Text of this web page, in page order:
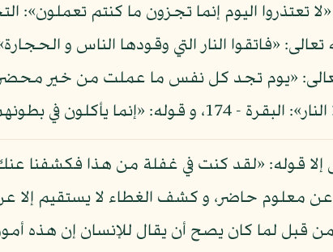
النساء - 10، إلى غير ذلك من الآيات.
عن معلوم حاضر، و كشف الغطاء لا يستقيم
من قبل لما كان يصح أن يقال للإنسان إن هذه